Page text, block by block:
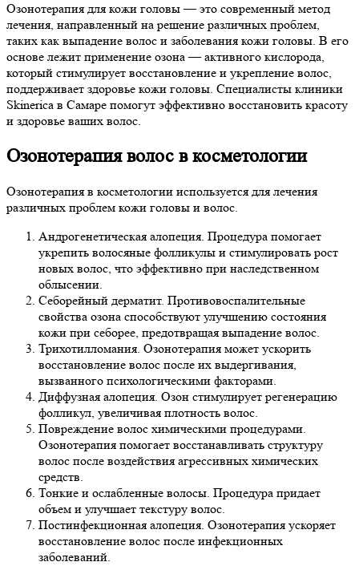
Озонотерапия для кожи головы — это современный метод
лечения, направленный на решение различных проблем,
таких как выпадение волос и заболевания кожи головы. В его
основе лежит применение озона — активного кислорода,
который стимулирует восстановление и укрепление волос,
поддерживает здоровье кожи головы. Специалисты клиники
Skinerica в Самаре помогут эффективно восстановить красоту
и здоровье ваших волос.
Озонотерапия волос в косметологии
Озонотерапия в косметологии используется для лечения
различных проблем кожи головы и волос.
Андрогенетическая алопеция. Процедура помогает
укрепить волосяные фолликулы и стимулировать рост
новых волос, что эффективно при наследственном
облысении.
Себорейный дерматит. Противовоспалительные
свойства озона способствуют улучшению состояния
кожи при себорее, предотвращая выпадение волос.
Трихотилломания. Озонотерапия может ускорить
восстановление волос после их выдергивания,
вызванного психологическими факторами.
Диффузная алопеция. Озон стимулирует регенерацию
фолликул, увеличивая плотность волос.
Повреждение волос химическими процедурами.
Озонотерапия помогает восстанавливать структуру
волос после воздействия агрессивных химических
средств.
Тонкие и ослабленные волосы. Процедура придает
объем и улучшает текстуру волос.
Постинфекционная алопеция. Озонотерапия ускоряет
восстановление волос после инфекционных
заболеваний.